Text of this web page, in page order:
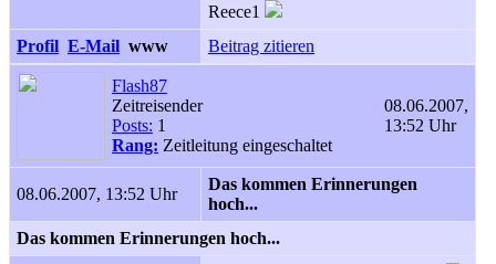
Reece1
Profil E-Mail www Beitrag zitieren
Flash87
Zeitreisender
Posts: 1
Rang: Zeitleitung eingeschaltet
08.06.2007,
13:52 Uhr
08.06.2007, 13:52 Uhr
Das kommen Erinnerungen
hoch...
Das kommen Erinnerungen hoch...